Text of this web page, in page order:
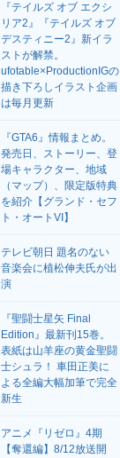
『テイルズ オブ エクシ
リア2』『テイルズ オブ
デスティニー2』新イラ
ストが解禁。
ufotable×ProductionIGの
描き下ろしイラスト企画
は毎月更新
『GTA6』情報まとめ。
発売日、ストーリー、登
場キャラクター、地域
（マップ）、限定版特典
を紹介【グランド・セフ
ト・オートVI】
テレビ朝日 題名のない
音楽会に植松伸夫氏が出
演
『聖闘士星矢 Final
Edition』最新刊15巻。
表紙は山羊座の黄金聖闘
士シュラ！ 車田正美に
よる全編大幅加筆で完全
新生
アニメ『リゼロ』4期
【奪還編】8/12放送開